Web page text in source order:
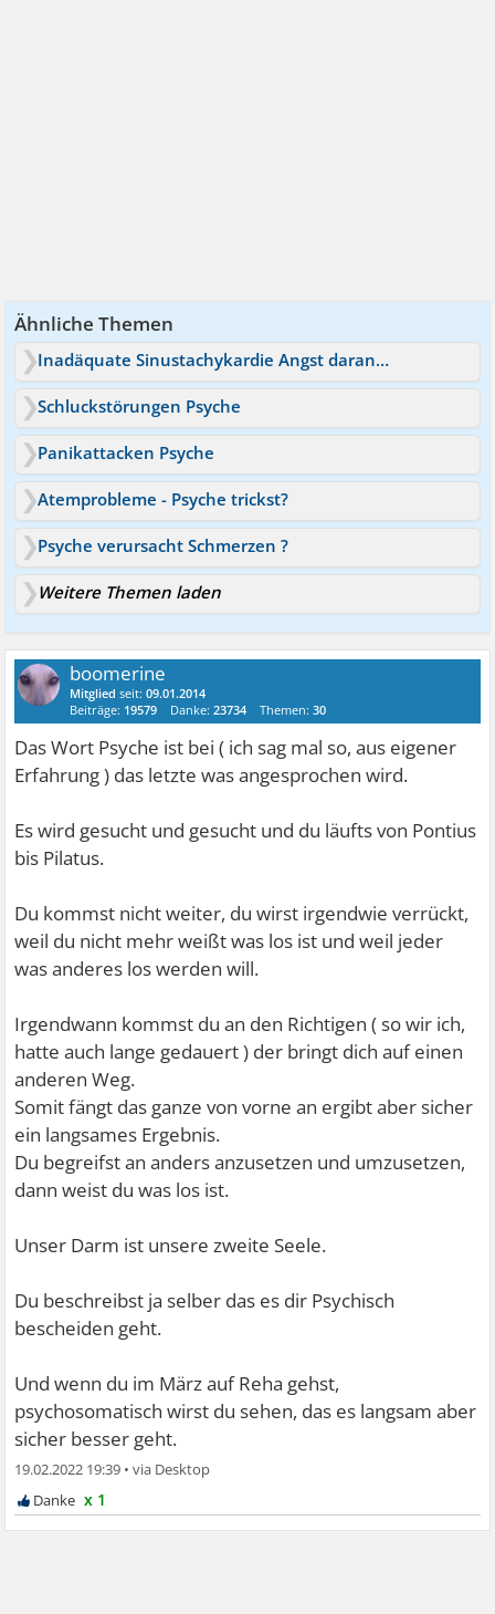
Ähnliche Themen
Inadäquate Sinustachykardie Angst daran zu sterben
Schluckstörungen Psyche
Panikattacken Psyche
Atemprobleme - Psyche trickst?
Psyche verursacht Schmerzen ?
Weitere Themen laden
boomerine
Mitglied seit:09.01.2014
Beiträge: 19579 Danke:23734 Themen:30
Das Wort Psyche ist bei ( ich sag mal so, aus eigener
Erfahrung ) das letzte was angesprochen wird.
Es wird gesucht und gesucht und du läufts von Pontius
bis Pilatus.
Du kommst nicht weiter, du wirst irgendwie verrückt,
weil du nicht mehr weißt was los ist und weil jeder
was anderes los werden will.
Irgendwann kommst du an den Richtigen ( so wir ich,
hatte auch lange gedauert ) der bringt dich auf einen
anderen Weg.
Somit fängt das ganze von vorne an ergibt aber sicher
ein langsames Ergebnis.
Du begreifst an anders anzusetzen und umzusetzen,
dann weist du was los ist.
Unser Darm ist unsere zweite Seele.
Du beschreibst ja selber das es dir Psychisch
bescheiden geht.
Und wenn du im März auf Reha gehst,
psychosomatisch wirst du sehen, das es langsam aber
sicher besser geht.
19.02.2022 19:39 •
x 1